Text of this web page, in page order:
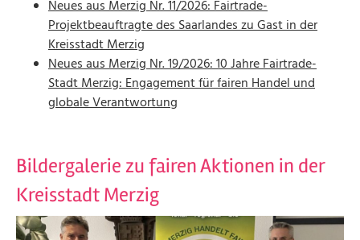
Neues aus Merzig Nr. 11/2026: Fairtrade-
Projektbeauftragte des Saarlandes zu Gast in der
Kreisstadt Merzig
Neues aus Merzig Nr. 19/2026: 10 Jahre Fairtrade-
Stadt Merzig: Engagement für fairen Handel und
globale Verantwortung
Bildergalerie zu fairen Aktionen in der
Kreisstadt Merzig